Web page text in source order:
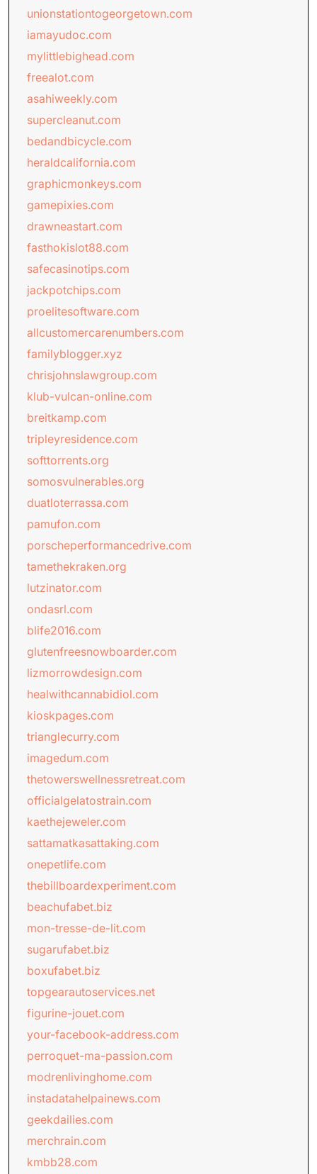
unionstationtogeorgetown.com
iamayudoc.com
mylittlebighead.com
freealot.com
asahiweekly.com
supercleanut.com
bedandbicycle.com
heraldcalifornia.com
graphicmonkeys.com
gamepixies.com
drawneastart.com
fasthokislot88.com
safecasinotips.com
jackpotchips.com
proelitesoftware.com
allcustomercarenumbers.com
familyblogger.xyz
chrisjohnslawgroup.com
klub-vulcan-online.com
breitkamp.com
tripleyresidence.com
softtorrents.org
somosvulnerables.org
duatloterrassa.com
pamufon.com
porscheperformancedrive.com
tamethekraken.org
lutzinator.com
ondasrl.com
blife2016.com
glutenfreesnowboarder.com
lizmorrowdesign.com
healwithcannabidiol.com
kioskpages.com
trianglecurry.com
imagedum.com
thetowerswellnessretreat.com
officialgelatostrain.com
kaethejeweler.com
sattamatkasattaking.com
onepetlife.com
thebillboardexperiment.com
beachufabet.biz
mon-tresse-de-lit.com
sugarufabet.biz
boxufabet.biz
topgearautoservices.net
figurine-jouet.com
your-facebook-address.com
perroquet-ma-passion.com
modrenlivinghome.com
instadatahelpainews.com
geekdailies.com
merchrain.com
kmbb28.com